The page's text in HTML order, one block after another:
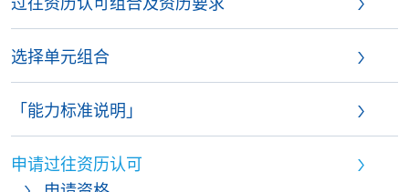
选择单元组合
「能力标准说明」
申请过往资历认可